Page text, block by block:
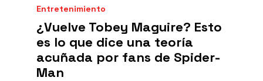
Entretenimiento
¿Vuelve Tobey Maguire? Esto
es lo que dice una teoría
acuñada por fans de Spider-
Man